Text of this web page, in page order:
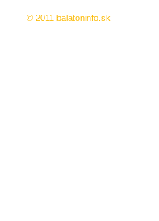
© 2011 balatoninfo.sk